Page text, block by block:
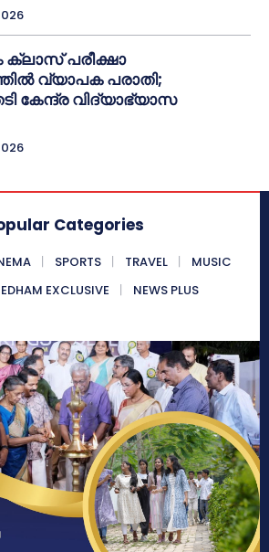
ക്ലാസ് പരീക്ഷാ
വ്യാപക പരാതി;
കേന്ദ്ര വിദ്യാഭ്യാസ
Categories
SPORTS TRAVEL
MUSIC
EXCLUSIVE
NEWS PLUS